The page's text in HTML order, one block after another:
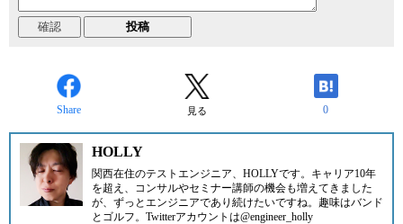
Share 見る 0
HOLLY
関西在住のテストエンジニア、HOLLYです。キャリア10年
を超え、コンサルやセミナー講師の機会も増えてきました
が、ずっとエンジニアであり続けたいですね。趣味はバンド
とゴルフ。Twitterアカウントは@engineer_holly